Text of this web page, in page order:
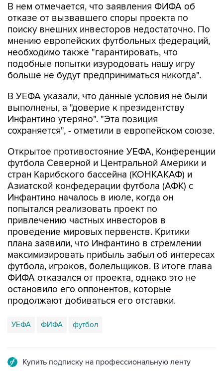
В нем отмечается, что заявления ФИФА об
отказе от вызвавшего споры проекта по
поиску внешних инвесторов недостаточно. По
мнению европейских футбольных федераций,
необходимо также "гарантировать, что
подобные попытки изуродовать нашу игру
больше не будут предприниматься никогда".
В УЕФА указали, что данные условия не были
выполнены, а "доверие к президентству
Инфантино утеряно". "Эта позиция
сохраняется", - отметили в европейском союзе.
Открытое противостояние УЕФА, Конференции
футбола Северной и Центральной Америки и
стран Карибского бассейна (КОНКАКАФ) и
Азиатской конфедерации футбола (АФК) с
Инфантино началось в июле, когда он
попытался реализовать проект по
привлечению частных инвесторов в
проведение мировых первенств. Критики
плана заявили, что Инфантино в стремлении
максимизировать прибыль забыл об интересах
футбола, игроков, болельщиков. В итоге глава
ФИФА отказался от проекта, однако это не
остановило его оппонентов, которые
продолжают добиваться его отставки.
УЕФА ФИФА футбол
Купить подписку на профессиональную ленту